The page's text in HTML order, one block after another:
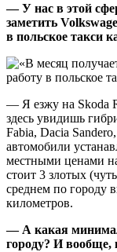
— У нас в этой
заметить
в польское такси
— Я езжу на Skoda
здесь увидишь
Fabia, Dacia
автомобили
местными ценами
стоит 3 злотых
среднем по городу
километров.
— А какая
городу? И вообще,